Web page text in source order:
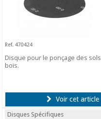
Ref. 470424
Disque pour le ponçage des sols
bois.
Voir cet article
Disques Spécifiques